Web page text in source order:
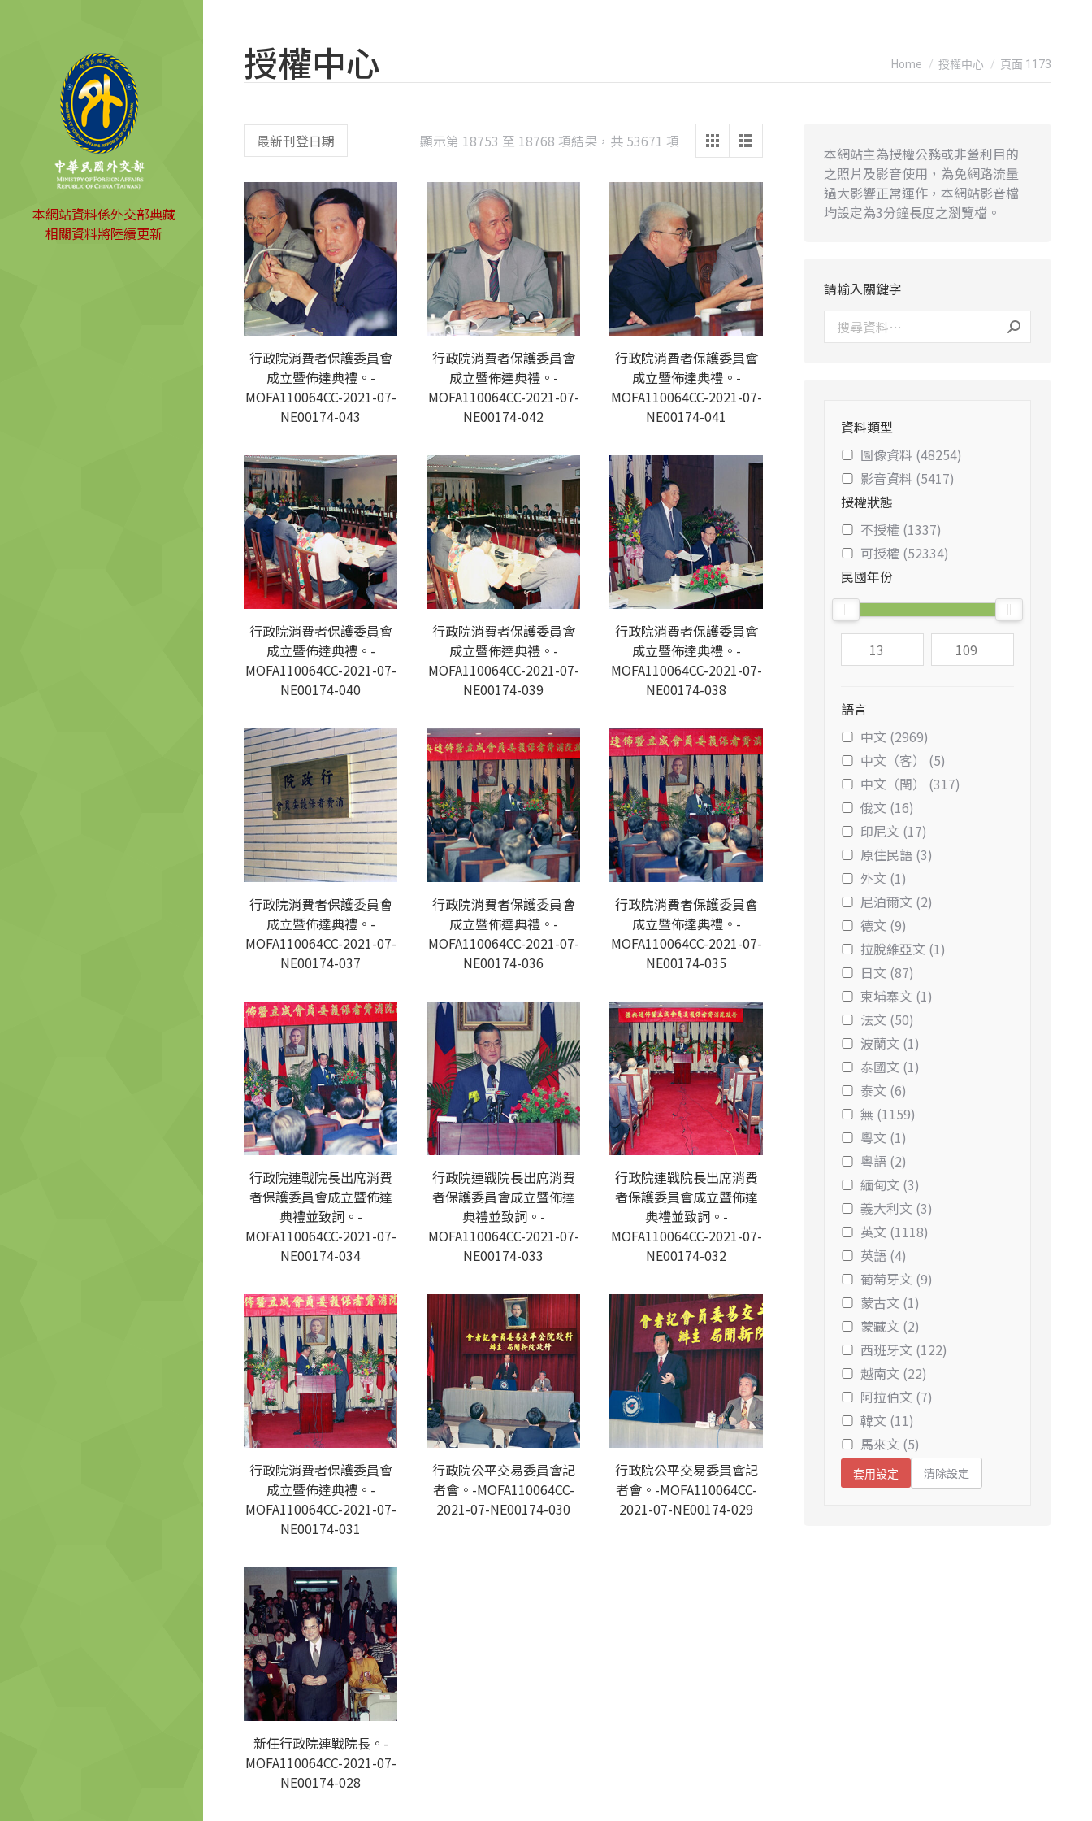
本網站資料係外交部典藏
相關資料將陸續更新
授權中心 You are here:
Home 授權中心 頁面 1173
顯示第 18753 至 18768 項結果，共 53671 項 Sorted
latest
行政院消費者保護委員會
成立暨佈達典禮。-
MOFA110064CC-2021-07-
NE00174-043
行政院消費者保護委員會
成立暨佈達典禮。-
MOFA110064CC-2021-07-
NE00174-042
行政院消費者保護委員會
成立暨佈達典禮。-
MOFA110064CC-2021-07-
NE00174-041
行政院消費者保護委員會
成立暨佈達典禮。-
MOFA110064CC-2021-07-
NE00174-040
行政院消費者保護委員會
成立暨佈達典禮。-
MOFA110064CC-2021-07-
NE00174-039
行政院消費者保護委員會
成立暨佈達典禮。-
MOFA110064CC-2021-07-
NE00174-038
行政院消費者保護委員會
成立暨佈達典禮。-
MOFA110064CC-2021-07-
NE00174-037
行政院消費者保護委員會
成立暨佈達典禮。-
MOFA110064CC-2021-07-
NE00174-036
行政院消費者保護委員會
成立暨佈達典禮。-
MOFA110064CC-2021-07-
NE00174-035
行政院連戰院長出席消費
者保護委員會成立暨佈達
典禮並致詞。-
MOFA110064CC-2021-07-
NE00174-034
行政院連戰院長出席消費
者保護委員會成立暨佈達
典禮並致詞。-
MOFA110064CC-2021-07-
NE00174-033
行政院連戰院長出席消費
者保護委員會成立暨佈達
典禮並致詞。-
MOFA110064CC-2021-07-
NE00174-032
行政院消費者保護委員會
成立暨佈達典禮。-
MOFA110064CC-2021-07-
NE00174-031
行政院公平交易委員會記
者會。-MOFA110064CC-
2021-07-NE00174-030
行政院公平交易委員會記
者會。-MOFA110064CC-
2021-07-NE00174-029
新任行政院連戰院長。-
MOFA110064CC-2021-07-
NE00174-028
本網站主為授權公務或非營利目的
之照片及影音使用，為免網路流量
過大影響正常運作，本網站影音檔
均設定為3分鐘長度之瀏覽檔。
請輸入關鍵字
資料類型
圖像資料 (48254)
影音資料 (5417)
授權狀態
不授權 (1337)
可授權 (52334)
民國年份
語言
中文 (2969)
中文（客） (5)
中文（閩） (317)
俄文 (16)
印尼文 (17)
原住民語 (3)
外文 (1)
尼泊爾文 (2)
德文 (9)
拉脫維亞文 (1)
日文 (87)
柬埔寨文 (1)
法文 (50)
波蘭文 (1)
泰國文 (1)
泰文 (6)
無 (1159)
粵文 (1)
粵語 (2)
緬甸文 (3)
義大利文 (3)
英文 (1118)
英語 (4)
葡萄牙文 (9)
蒙古文 (1)
蒙藏文 (2)
西班牙文 (122)
越南文 (22)
阿拉伯文 (7)
韓文 (11)
馬來文 (5)
套用設定 清除設定